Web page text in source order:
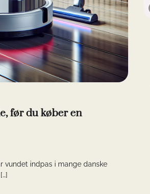
før du køber en
vundet indpas i mange danske